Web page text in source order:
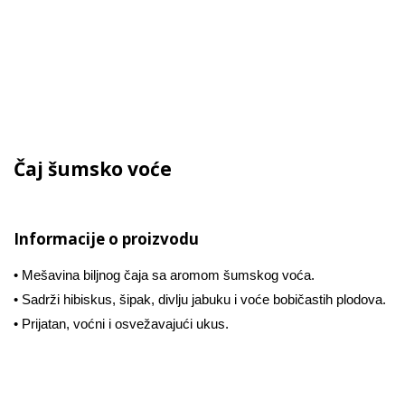
Čaj šumsko voće
Informacije o proizvodu
• Mešavina biljnog čaja sa aromom šumskog voća.
• Sadrži hibiskus, šipak, divlju jabuku i voće bobičastih plodova.
• Prijatan, voćni i osvežavajući ukus.